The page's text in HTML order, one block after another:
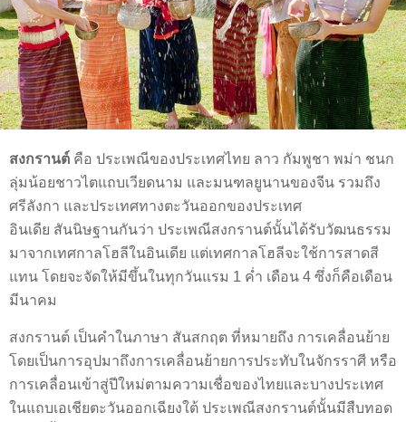
สงกรานต์ คือ ประเพณีของประเทศไทย ลาว กัมพูชา พม่า ชนก
ลุ่มน้อยชาวไตแถบเวียดนาม และมนฑลยูนานของจีน รวมถึง
ศรีลังกา และประเทศทางตะวันออกของประเทศ
อินเดีย สันนิษฐานกันว่า ประเพณีสงกรานต์นั้นได้รับวัฒนธรรม
มาจากเทศกาลโฮลีในอินเดีย แต่เทศกาลโฮลีจะใช้การสาดสี
แทน โดยจะจัดให้มีขึ้นในทุกวันแรม 1 ค่ำ เดือน 4 ซึ่งก็คือเดือน
มีนาคม
สงกรานต์ เป็นคำในภาษา สันสกฤต ที่หมายถึง การเคลื่อนย้าย
โดยเป็นการอุปมาถึงการเคลื่อนย้ายการประทับในจักรราศี หรือ
การเคลื่อนเข้าสู่ปีใหม่ตามความเชื่อของไทยและบางประเทศ
ในแถบเอเชียตะวันออกเฉียงใต้ ประเพณีสงกรานต์นั้นมีสืบทอด